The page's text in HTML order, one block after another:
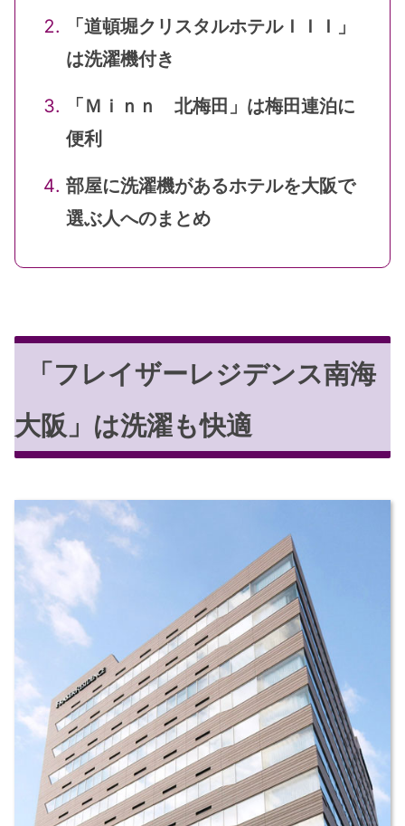
「道頓堀クリスタルホテルＩＩＩ」
は洗濯機付き
「Ｍｉｎｎ 北梅田」は梅田連泊に
便利
部屋に洗濯機があるホテルを大阪で
選ぶ人へのまとめ
「フレイザーレジデンス南海
大阪」は洗濯も快適